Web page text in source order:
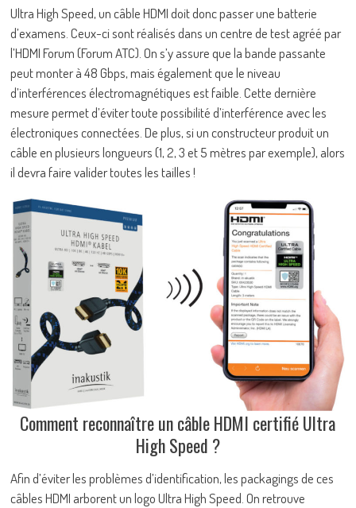
Ultra High Speed, un câble HDMI doit donc passer une batterie
d’examens. Ceux-ci sont réalisés dans un centre de test agréé par
l’HDMI Forum (Forum ATC). On s’y assure que la bande passante
peut monter à 48 Gbps, mais également que le niveau
d’interférences électromagnétiques est faible. Cette dernière
mesure permet d’éviter toute possibilité d’interférence avec les
électroniques connectées. De plus, si un constructeur produit un
câble en plusieurs longueurs (1, 2, 3 et 5 mètres par exemple), alors
il devra faire valider toutes les tailles !
Comment reconnaître un câble HDMI certifié Ultra
High Speed ?
Afin d’éviter les problèmes d’identification, les packagings de ces
câbles HDMI arborent un logo Ultra High Speed. On retrouve